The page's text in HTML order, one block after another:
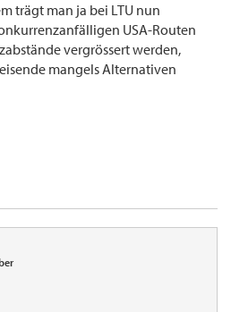
trägt man ja bei LTU nun
USA-Routen
vergrössert werden,
mangels Alternativen